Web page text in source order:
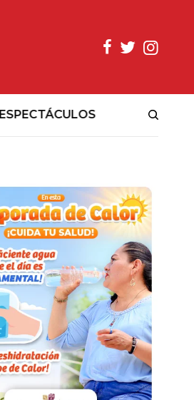
ESPECTÁCULOS